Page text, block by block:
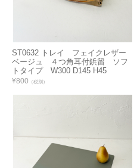
ST0632 トレイ フェイクレザー
ベージュ ４つ角耳付鋲留 ソフ
トタイプ W300 D145 H45
¥800 （税別）